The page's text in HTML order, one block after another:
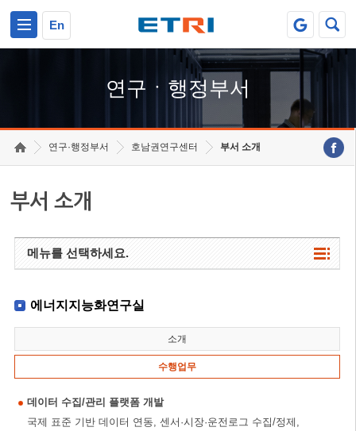
En
연구ㆍ행정부서
연구·행정부서 호남권연구센터 부서 소개
부서 소개
메뉴를 선택하세요.
에너지지능화연구실
소개
수행업무
데이터 수집/관리 플랫폼 개발
국제 표준 기반 데이터 연동, 센서·시장·운전로그 수집/정제,